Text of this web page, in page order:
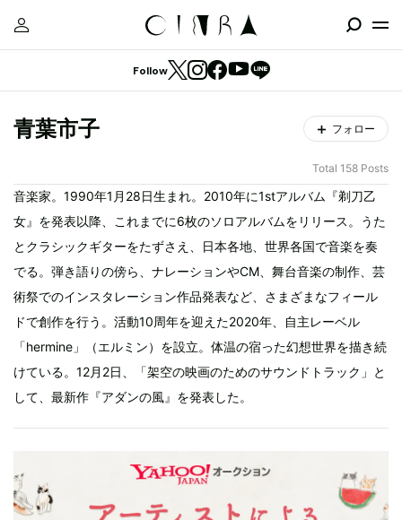
Follow
青葉市子 フォロー
Total 158 Posts
音楽家。1990年1月28日生まれ。2010年に1stアルバム『剃刀乙
女』を発表以降、これまでに6枚のソロアルバムをリリース。うた
とクラシックギターをたずさえ、日本各地、世界各国で音楽を奏
でる。弾き語りの傍ら、ナレーションやCM、舞台音楽の制作、芸
術祭でのインスタレーション作品発表など、さまざまなフィール
ドで創作を行う。活動10周年を迎えた2020年、自主レーベル
「hermine」（エルミン）を設立。体温の宿った幻想世界を描き続
けている。12月2日、「架空の映画のためのサウンドトラック」と
して、最新作『アダンの風』を発表した。